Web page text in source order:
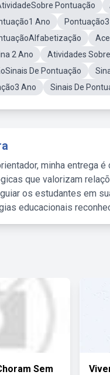
Pontuação
Ano
2 Ano
Atividades
De Pontuação
Ano
Sinais De
minha entrega
que valorizam
os estudantes em
educacionais
Sem